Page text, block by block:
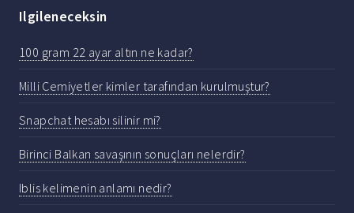
Ilgileneceksin
100 gram 22 ayar altın ne kadar?
Milli Cemiyetler kimler tarafından kurulmuştur?
Snapchat hesabı silinir mi?
Birinci Balkan savaşının sonuçları nelerdir?
Iblis kelimenin anlamı nedir?